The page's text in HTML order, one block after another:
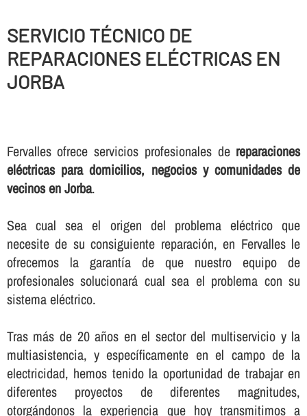
SERVICIO TÉCNICO DE
REPARACIONES ELÉCTRICAS EN
JORBA
Fervalles ofrece servicios profesionales de reparaciones
eléctricas para domicilios, negocios y comunidades de
vecinos en Jorba.
Sea cual sea el origen del problema eléctrico que
necesite de su consiguiente reparación, en Fervalles le
ofrecemos la garantí­a de que nuestro equipo de
profesionales solucionará cual sea el problema con su
sistema eléctrico.
Tras más de 20 años en el sector del multiservicio y la
multiasistencia, y especí­ficamente en el campo de la
electricidad, hemos tenido la oportunidad de trabajar en
diferentes proyectos de diferentes magnitudes,
otorgándonos la experiencia que hoy transmitimos a